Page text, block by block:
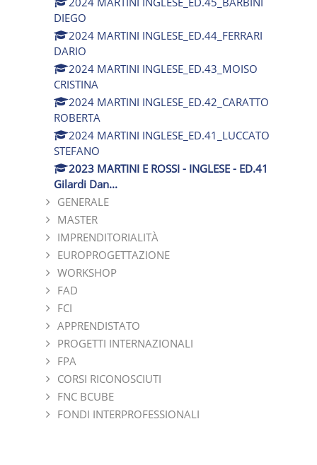
DIEGO
2024 MARTINI INGLESE_ED.44_FERRARI
DARIO
2024 MARTINI INGLESE_ED.43_MOISO
CRISTINA
2024 MARTINI INGLESE_ED.42_CARATTO
ROBERTA
2024 MARTINI INGLESE_ED.41_LUCCATO
STEFANO
2023 MARTINI E ROSSI - INGLESE - ED.41
Gilardi Dan...
GENERALE
MASTER
IMPRENDITORIALITÀ
EUROPROGETTAZIONE
WORKSHOP
FAD
FCI
APPRENDISTATO
PROGETTI INTERNAZIONALI
FPA
CORSI RICONOSCIUTI
FNC BCUBE
FONDI INTERPROFESSIONALI